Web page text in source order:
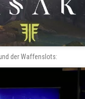
der Waffenslots: